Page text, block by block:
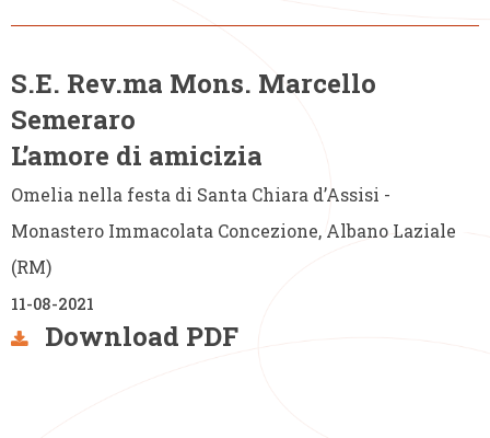
S.E. Rev.ma Mons. Marcello
Semeraro
L’amore di amicizia
Omelia nella festa di Santa Chiara d’Assisi -
Monastero Immacolata Concezione, Albano Laziale
(RM)
11-08-2021
Download PDF